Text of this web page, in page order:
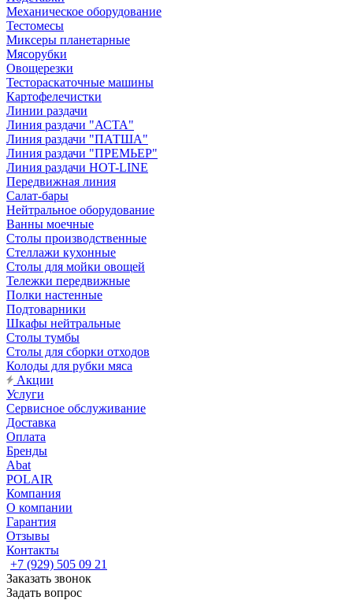
Механическое оборудование
Тестомесы
Миксеры планетарные
Мясорубки
Овощерезки
Тестораскаточные машины
Картофелечистки
Линии раздачи
Линия раздачи "АСТА"
Линия раздачи "ПАТША"
Линия раздачи "ПРЕМЬЕР"
Линия раздачи HOT-LINE
Передвижная линия
Салат-бары
Нейтральное оборудование
Ванны моечные
Столы производственные
Стеллажи кухонные
Столы для мойки овощей
Тележки передвижные
Полки настенные
Подтоварники
Шкафы нейтральные
Столы тумбы
Столы для сборки отходов
Колоды для рубки мяса
Акции
Услуги
Сервисное обслуживание
Доставка
Оплата
Бренды
Abat
POLAIR
Компания
О компании
Гарантия
Отзывы
Контакты
+7 (929) 505 09 21
Заказать звонок
Задать вопрос